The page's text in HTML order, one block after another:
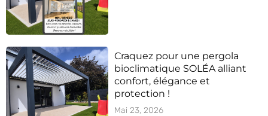
Craquez pour une pergola
bioclimatique SOLÉA alliant
confort, élégance et
protection !
Mai 23, 2026